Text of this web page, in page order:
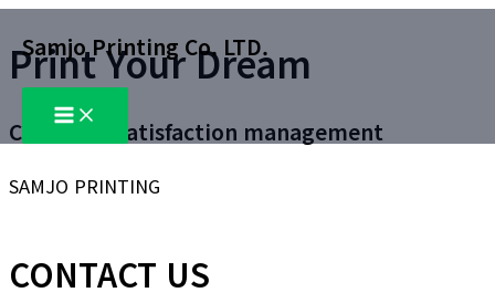
텐
츠
건
뛰
Samjo Printing Co. LTD.
Main
Menu
Print Your Dream
Customer satisfaction management
SAMJO PRINTING
CONTACT US